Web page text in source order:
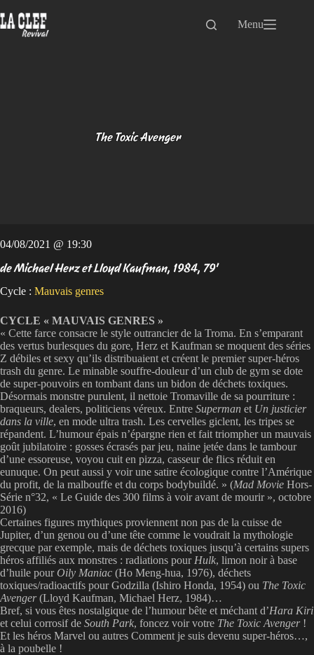
au
contenu
Menu
The Toxic Avenger
04/08/2021 @ 19:30
de Michael Herz et Lloyd Kaufman, 1984, 79'
Cycle : Mauvais genres
CYCLE « MAUVAIS GENRES »
« Cette farce consacre le style outrancier de la Troma. En s’emparant
des vertus burlesques du gore, Herz et Kaufman se moquent des séries
Z débiles et sexy qu’ils distribuaient et créent le premier super-héros
trash du genre. Le minable souffre-douleur d’un club de gym se dote
de super-pouvoirs en tombant dans un bidon de déchets toxiques.
Désormais monstre purulent, il nettoie Tromaville de sa pourriture :
braqueurs, dealers, politiciens véreux. Entre Superman et Un justicier
dans la ville, en mode ultra trash. Les cervelles giclent, les tripes se
répandent. L’humour épais n’épargne rien et fait triompher un mauvais
goût jubilatoire : gosses écrasés par jeu, naine jetée dans le tambour
d’une essoreuse, voyou cuit en pizza, casseur de flics réduit en
eunuque. On peut aussi y voir une satire écologique contre l’Amérique
du profit, de la malbouffe et du corps bodybuildé. » (Mad Movie Hors-
Série n°32, « Le Guide des 300 films à voir avant de mourir », octobre
2016)
Certaines figures mythiques proviennent non pas de la cuisse de
Jupiter, d’un genou ou d’une tête comme le voudrait la mythologie
grecque par exemple, mais de déchets toxiques jusqu’à certains supers
héros affiliés aux monstres : radiations pour Hulk, limon noir à base
d’huile pourOily Maniac (Ho Meng-hua, 1976), déchets
toxiques/radioactifs pour Godzilla (Ishiro Honda, 1954) ou The Toxic
Avenger(Lloyd Kaufman, Michael Herz, 1984)…
Bref, si vous êtes nostalgique de l’humour bête et méchant d’Hara Kiri
et celui corrosif de South Park, foncez voir votre The Toxic Avenger!
Et les héros Marvel ou autres Comment je suis devenu super-héros…,
à la poubelle !